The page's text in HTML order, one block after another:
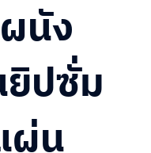
นัง
ปซั่ม
ผ่น